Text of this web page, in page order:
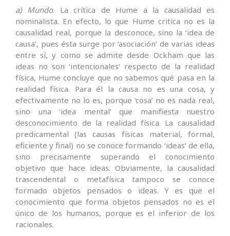
a) Mundo. La crítica de Hume a la causalidad es
nominalista. En efecto, lo que Hume critica no es la
causalidad real, porque la desconoce, sino la ‘idea de
causa’, pues ésta surge por ‘asociación’ de varias ideas
entre sí, y como se admite desde Ockham que las
ideas no son ‘intencionales’ respecto de la realidad
física, Hume concluye que no sabemos qué pasa en la
realidad física. Para él la causa no es una cosa, y
efectivamente no lo es, porque ‘cosa’ no es nada real,
sino una ‘idea mental’ que manifiesta nuestro
desconocimiento de la realidad física. La causalidad
predicamental (las causas físicas material, formal,
eficiente y final) no se conoce formando ‘ideas’ de ella,
sino precisamente superando el conocimiento
objetivo que hace ideas. Obviamente, la causalidad
trascendental o metafísica tampoco se conoce
formado objetos pensados o ideas. Y es que el
conocimiento que forma objetos pensados no es el
único de los humanos, porque es el inferior de los
racionales.